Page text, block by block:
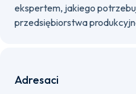
ekspertem, jakiego
przedsiębiorstwa
Adresaci